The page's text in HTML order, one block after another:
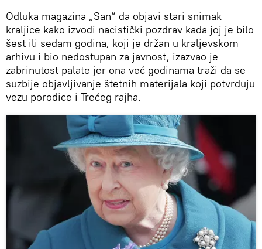
Odluka magazina „San“ da objavi stari snimak
kraljice kako izvodi nacistički pozdrav kada joj je bilo
šest ili sedam godina, koji je držan u kraljevskom
arhivu i bio nedostupan za javnost, izazvao je
zabrinutost palate jer ona već godinama traži da se
suzbije objavljivanje štetnih materijala koji potvrđuju
vezu porodice i Trećeg rajha.